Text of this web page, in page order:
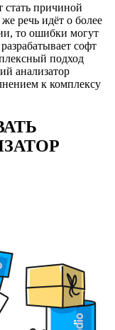
стать причиной
речь идёт о более
то ошибки могут
софт
подход
анализатор
к комплексу